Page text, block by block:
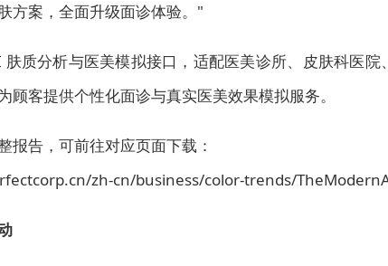
方案，全面升级面诊体验。"
肤质分析与医美模拟接口，适配医美诊所、皮肤科医
顾客提供个性化面诊与真实医美效果模拟服务。
报告，可前往对应页面下载：
zh-cn/business/color-trends/